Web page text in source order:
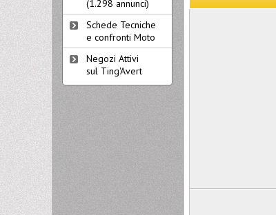
(1.298 annunci)
Schede Tecniche
e confronti Moto
Negozi Attivi
sul Ting'Avert